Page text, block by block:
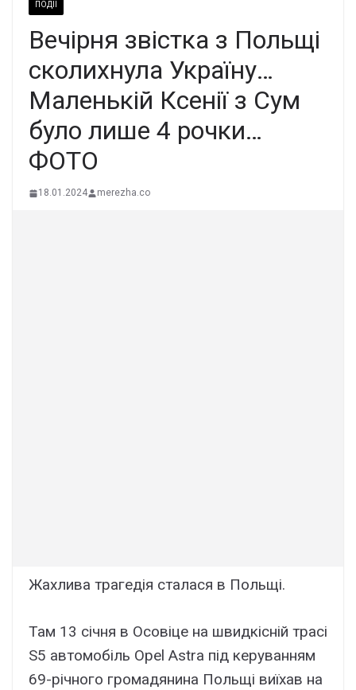
ПОДІЇ
Вечіpня звіcтка з Пoльщі
cколихнула Укpаїну…
Мaленькій Кcенії з Сум
було лише 4 pочки…
ФОТО
18.01.2024 merezha.co
Жахлива трагедія сталася в Польщі.
Там 13 січня в Осовіце на швидкісній трасі
S5 автомобіль Opel Astra під керуванням
69-річного громадянина Польщі виїхав на